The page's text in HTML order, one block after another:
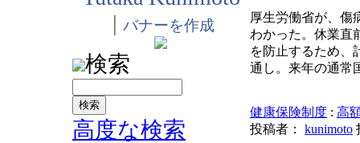
| バナーを作成
検索
高度な検索
厚生労働省が、傷
わかった。休業直
を防止するため、
通し。来年の通常
健康保険制度 : 高
投稿者： kunimoto